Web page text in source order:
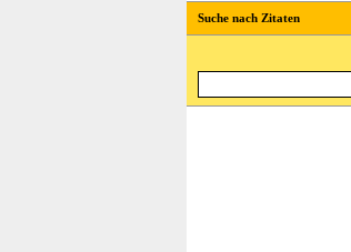
Suche nach Zitaten